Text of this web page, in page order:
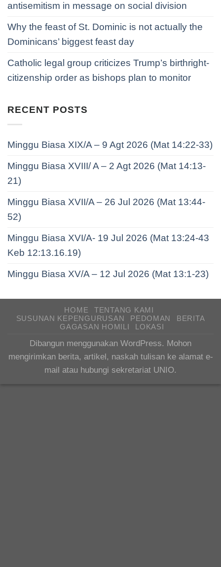
antisemitism in message on social division
Why the feast of St. Dominic is not actually the
Dominicans’ biggest feast day
Catholic legal group criticizes Trump’s birthright-
citizenship order as bishops plan to monitor
RECENT POSTS
Minggu Biasa XIX/A – 9 Agt 2026 (Mat 14:22-33)
Minggu Biasa XVIII/ A – 2 Agt 2026 (Mat 14:13-
21)
Minggu Biasa XVII/A – 26 Jul 2026 (Mat 13:44-
52)
Minggu Biasa XVI/A- 19 Jul 2026 (Mat 13:24-43
Keb 12:13.16.19)
Minggu Biasa XV/A – 12 Jul 2026 (Mat 13:1-23)
HOME
TENTANG KAMI
SUSUNAN KEPENGURUSAN
PEDOMAN
BERITA
GAGASAN HOMILI
LOKASI
Dibangun menggunakan WordPress. Mohon
mengirimkan berita, artikel, naskah tulisan ke alamat e-
mail atau hubungi sekretariat UNIO.